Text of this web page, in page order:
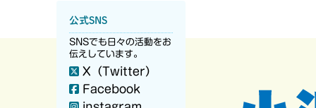
公式SNS
SNSでも日々の活動をお
伝えしています。
X（Twitter）
Facebook